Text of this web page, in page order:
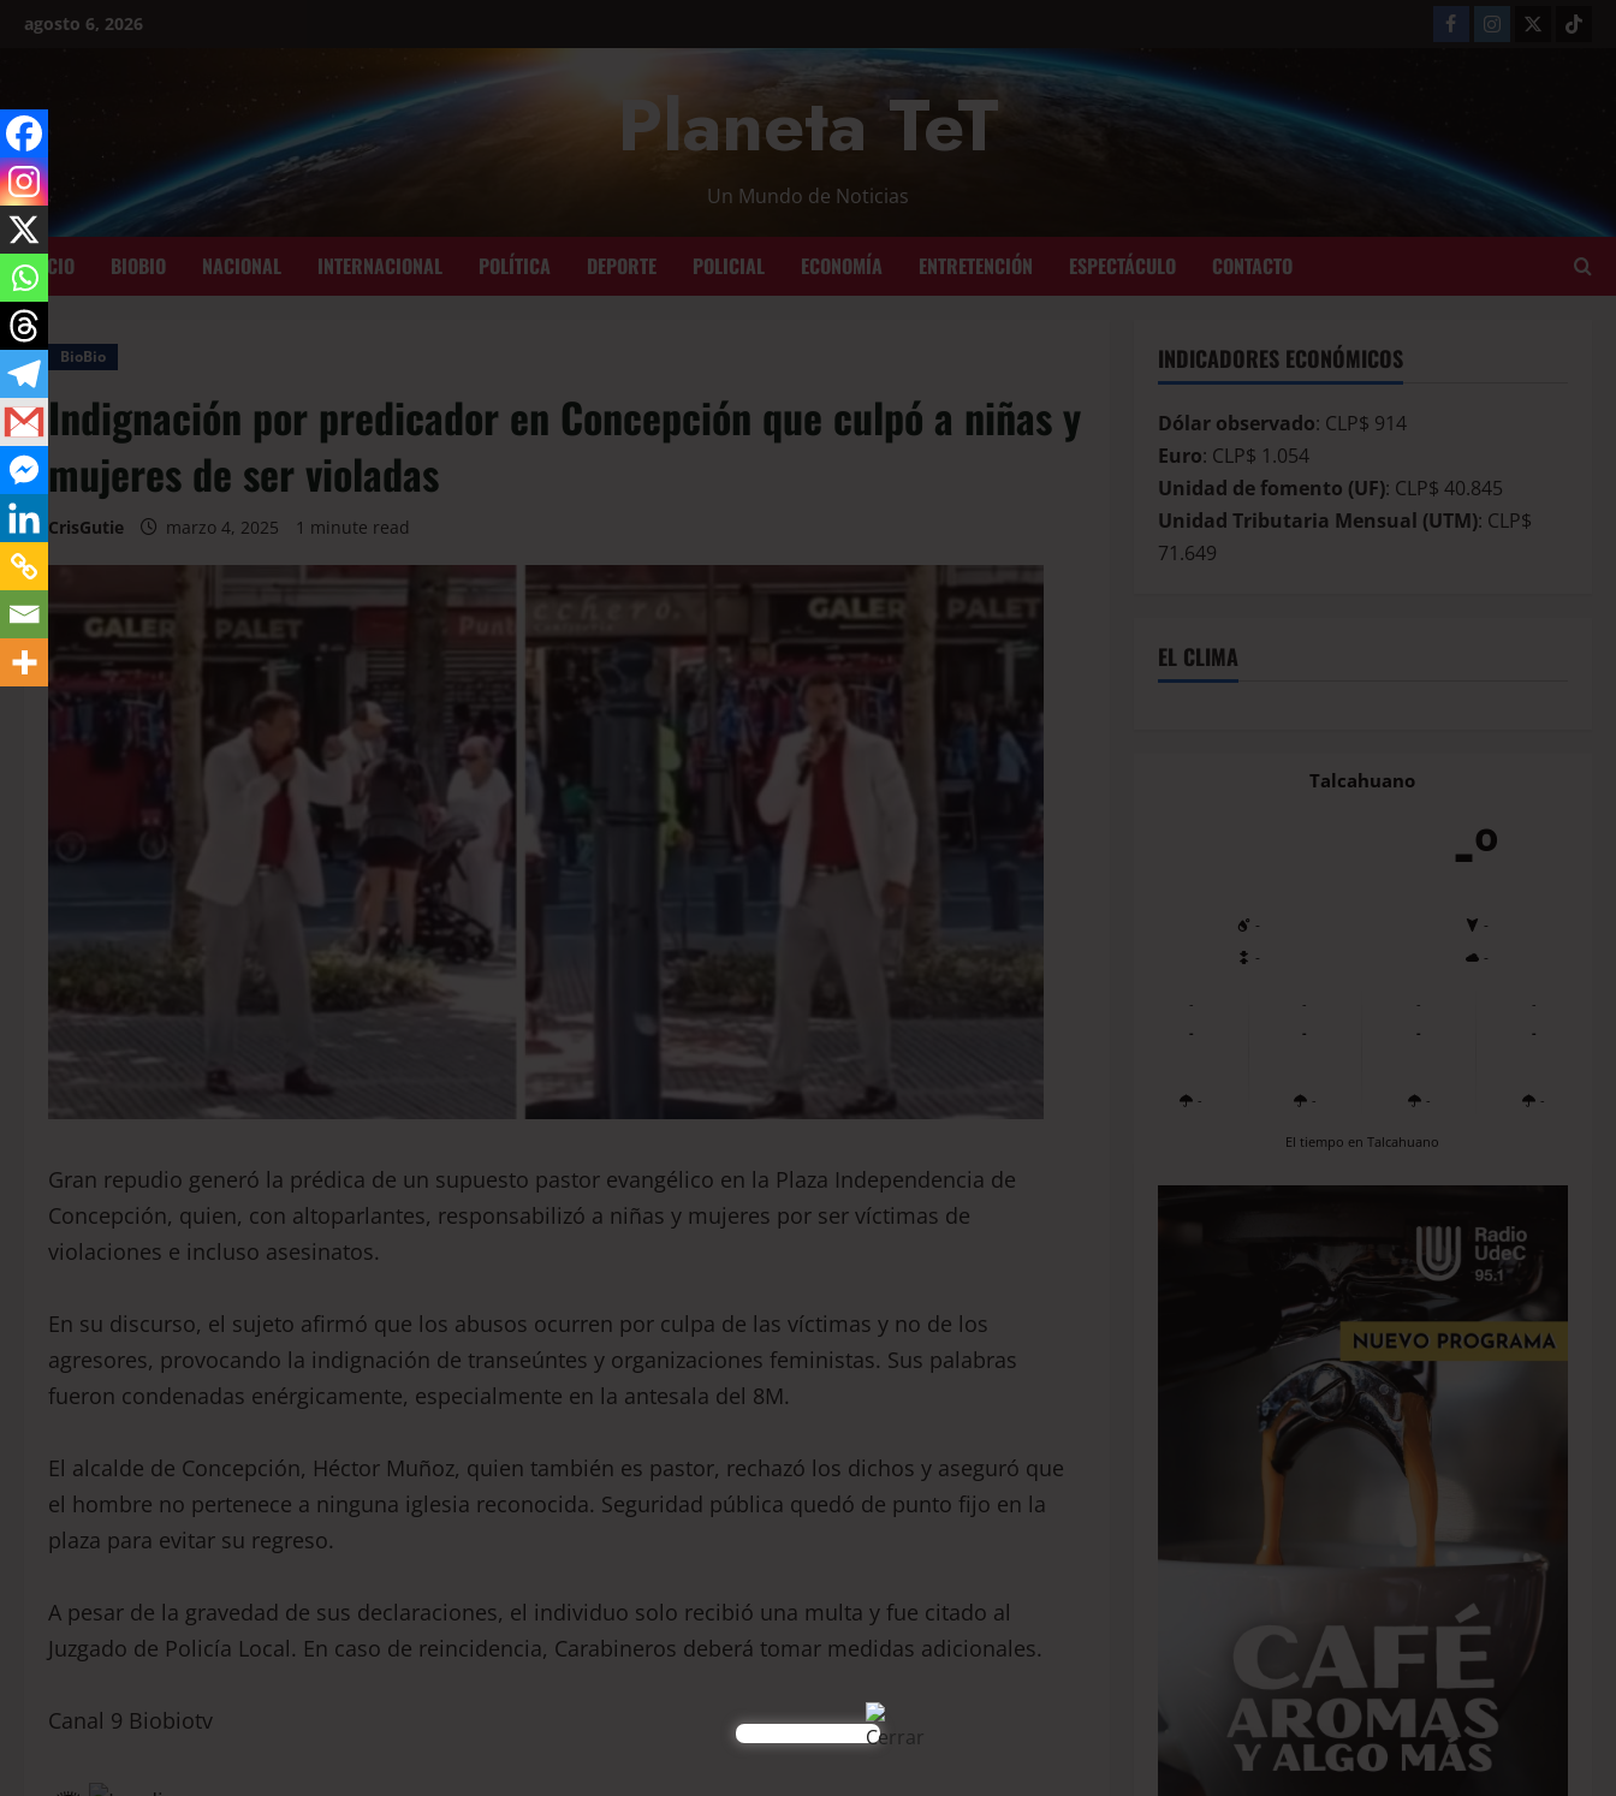
agosto 6, 2026
Planeta TeT
Un Mundo de Noticias
INICIO BIOBIO NACIONAL INTERNACIONAL POLÍTICA DEPORTE POLICIAL ECONOMÍA ENTRETENCIÓN ESPECTÁCULO CONTACTO
BioBio
Indignación por predicador en Concepción que culpó a niñas y
mujeres de ser violadas
CrisGutie marzo 4, 2025 1 minute read
Gran repudio generó la prédica de un supuesto pastor evangélico en la Plaza Independencia de
Concepción, quien, con altoparlantes, responsabilizó a niñas y mujeres por ser víctimas de
violaciones e incluso asesinatos.
En su discurso, el sujeto afirmó que los abusos ocurren por culpa de las víctimas y no de los
agresores, provocando la indignación de transeúntes y organizaciones feministas. Sus palabras
fueron condenadas enérgicamente, especialmente en la antesala del 8M.
El alcalde de Concepción, Héctor Muñoz, quien también es pastor, rechazó los dichos y aseguró que
el hombre no pertenece a ninguna iglesia reconocida. Seguridad pública quedó de punto fijo en la
plaza para evitar su regreso.
A pesar de la gravedad de sus declaraciones, el individuo solo recibió una multa y fue citado al
Juzgado de Policía Local. En caso de reincidencia, Carabineros deberá tomar medidas adicionales.
Canal 9 Biobiotv
INDICADORES ECONÓMICOS
Dólar observado: CLP$ 914
Euro: CLP$ 1.054
Unidad de fomento (UF): CLP$ 40.845
Unidad Tributaria Mensual (UTM): CLP$
71.649
EL CLIMA
Talcahuano
-º
-
-
-
-
-
-
-
-
-
-
-
-
-
-
-
-
El tiempo en Talcahuano